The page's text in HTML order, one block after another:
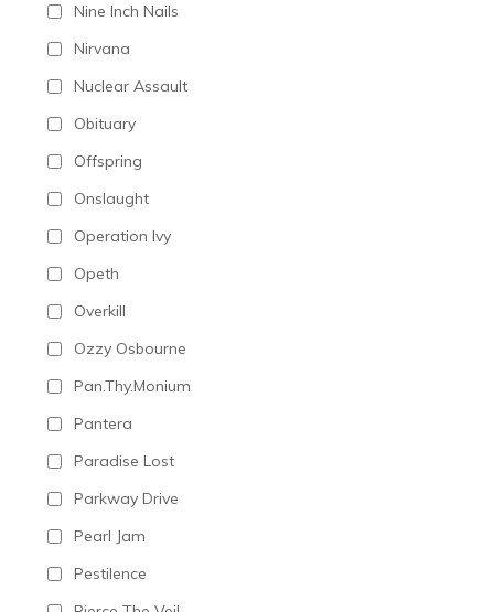
Nine Inch Nails
Nirvana
Nuclear Assault
Obituary
Offspring
Onslaught
Operation Ivy
Opeth
Overkill
Ozzy Osbourne
Pan.Thy.Monium
Pantera
Paradise Lost
Parkway Drive
Pearl Jam
Pestilence